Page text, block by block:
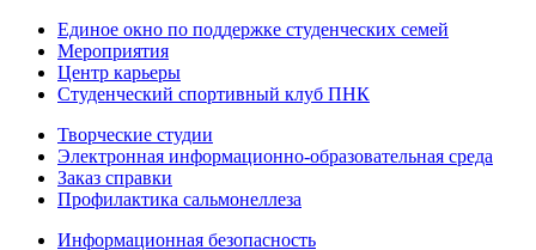
Единое окно по поддержке студенческих семей
Мероприятия
Центр карьеры
Студенческий спортивный клуб ПНК
Творческие студии
Электронная информационно-образовательная среда
Заказ справки
Профилактика сальмонеллеза
Информационная безопасность